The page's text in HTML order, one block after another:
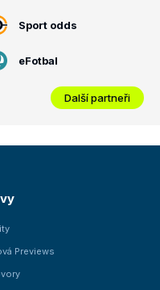
Sport odds
eFotbal
Další partneři
Previews